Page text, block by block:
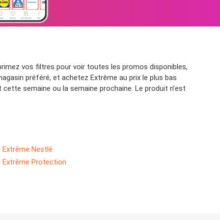
vos filtres pour voir toutes les promos disponibles,
préféré, et achetez Extrême au prix le plus bas
semaine ou la semaine prochaine. Le produit n’est
Extrême Nestlé
Extrême Protection